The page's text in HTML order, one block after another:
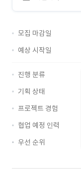
모집 마감일
예상 시작일
진행 분류
기획 상태
프로젝트 경험
협업 예정 인력
우선 순위